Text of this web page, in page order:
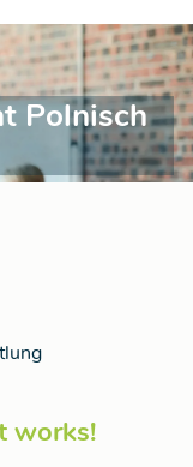
Polnisch
works!